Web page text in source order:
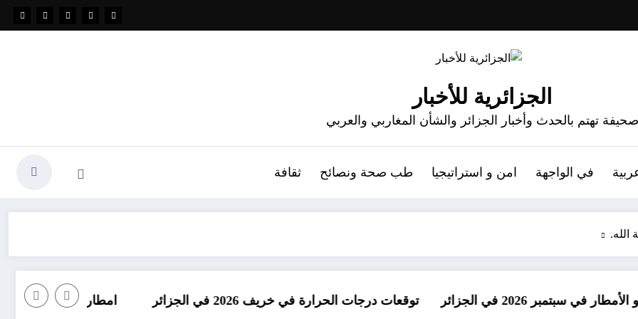
الجزائرية للأخبار
صحيفة تهتم بالحدث وأخبار الجزائر والشأن المغاربي والعربي
في الواجهة امن و استراتيجيا طب صحة ونصائح ثقافة
الله.
في الجزائر توقعات درجات الحرارة في خريف 2026 في الجزائر امطار بكميات كبيرة جدا متوقعة